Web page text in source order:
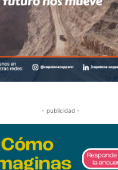
- publicidad -